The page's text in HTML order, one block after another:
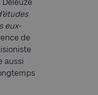
Deleuze
eux-
de
aussi